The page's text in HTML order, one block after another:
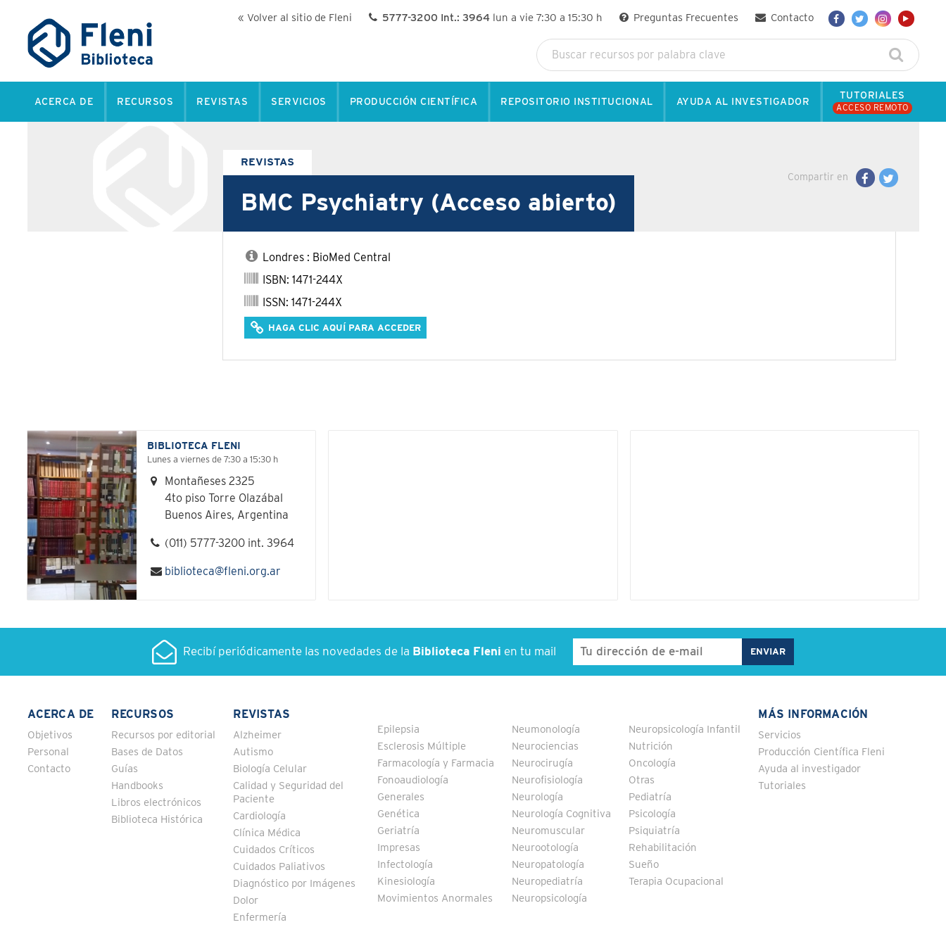
« Volver al sitio de Fleni 5777-3200 Int.: 3964lun a vie 7:30 a 15:30 h Preguntas Frecuentes Contacto
ACERCA DE RECURSOS REVISTAS SERVICIOS PRODUCCIÓN CIENTÍFICA REPOSITORIO INSTITUCIONAL AYUDA AL INVESTIGADOR
TUTORIALES
ACCESO REMOTO
Compartir en
REVISTAS
BMC Psychiatry (Acceso abierto)
Londres : BioMed Central
ISBN: 1471-244X
ISSN: 1471-244X
HAGA CLIC AQUÍ PARA ACCEDER
BIBLIOTECA FLENI
Lunes a viernes de 7:30 a 15:30 h
Montañeses 2325
4to piso Torre Olazábal
Buenos Aires, Argentina
(011) 5777-3200 int. 3964
biblioteca@fleni.org.ar
Recibí periódicamente las novedades de la Biblioteca Fleni en tu mail
ACERCA DE
Objetivos
Personal
Contacto
RECURSOS
Recursos por editorial
Bases de Datos
Guías
Handbooks
Libros electrónicos
Biblioteca Histórica
REVISTAS
Alzheimer
Autismo
Biología Celular
Calidad y Seguridad del
Paciente
Cardiología
Clínica Médica
Cuidados Críticos
Cuidados Paliativos
Diagnóstico por Imágenes
Dolor
Enfermería
Epilepsia
Esclerosis Múltiple
Farmacología y Farmacia
Fonoaudiología
Generales
Genética
Geriatría
Impresas
Infectología
Kinesiología
Movimientos Anormales
Neumonología
Neurociencias
Neurocirugía
Neurofisiología
Neurología
Neurología Cognitiva
Neuromuscular
Neurootología
Neuropatología
Neuropediatría
Neuropsicología
Neuropsicología Infantil
Nutrición
Oncología
Otras
Pediatría
Psicología
Psiquiatría
Rehabilitación
Sueño
Terapia Ocupacional
MÁS INFORMACIÓN
Servicios
Producción Científica Fleni
Ayuda al investigador
Tutoriales